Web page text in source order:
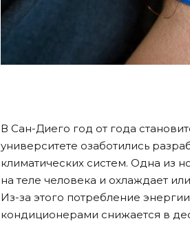
В Сан-Диего год от года
университете озаботились
климатических систем. Одна из
на теле человека и охлаждает
Из-за этого потребление
кондиционерами снижается в